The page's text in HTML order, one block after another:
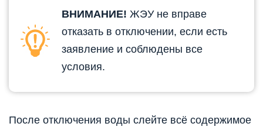
ВНИМАНИЕ! ЖЭУ не вправе
отказать в отключении, если есть
заявление и соблюдены все
условия.
После отключения воды слейте всё содержимое